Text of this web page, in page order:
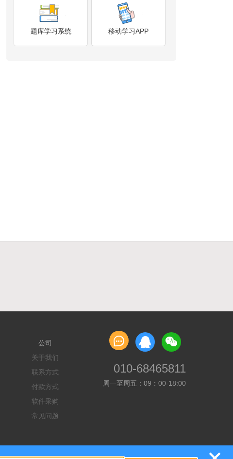
题库学习系统 移动学习APP
公司
关于我们
联系方式
付款方式
软件采购
常见问题

010-68465811
周一至周五：09：00-18:00